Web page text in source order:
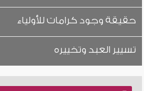
حقيقة وجود كرامات للأولياء
تسيير العبد وتخييره